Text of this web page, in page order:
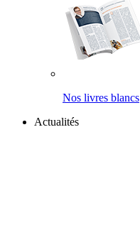
Nos livres blancs
Actualités